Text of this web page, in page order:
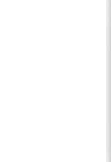
la Lazio
Fuori Cancellieri,